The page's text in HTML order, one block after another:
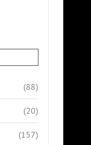
(88)
(20)
(157)